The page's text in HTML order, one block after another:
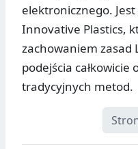
elektronicznego.
Innovative Plastics,
zachowaniem
podejścia całkowicie
tradycyjnych metod.